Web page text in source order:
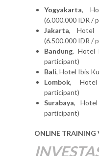
Yogyakarta,
(6.000.000 IDR /
Jakarta, Hotel
(6.500.000 IDR /
Bandung, Hotel
participant)
Bali, Hotel Ibis
Lombok, Hotel
participant)
Surabaya, Hotel
participant)
ONLINE TRAINING